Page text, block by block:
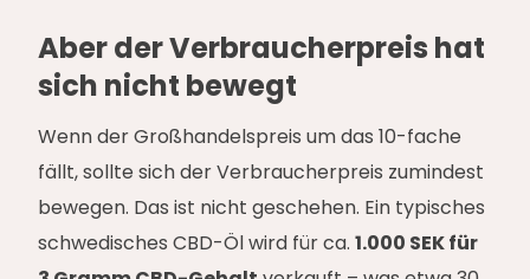
Aber der Verbraucherpreis hat
sich nicht bewegt
Wenn der Großhandelspreis um das 10-fache
fällt, sollte sich der Verbraucherpreis zumindest
bewegen. Das ist nicht geschehen. Ein typisches
schwedisches CBD-Öl wird für ca. 1.000 SEK für